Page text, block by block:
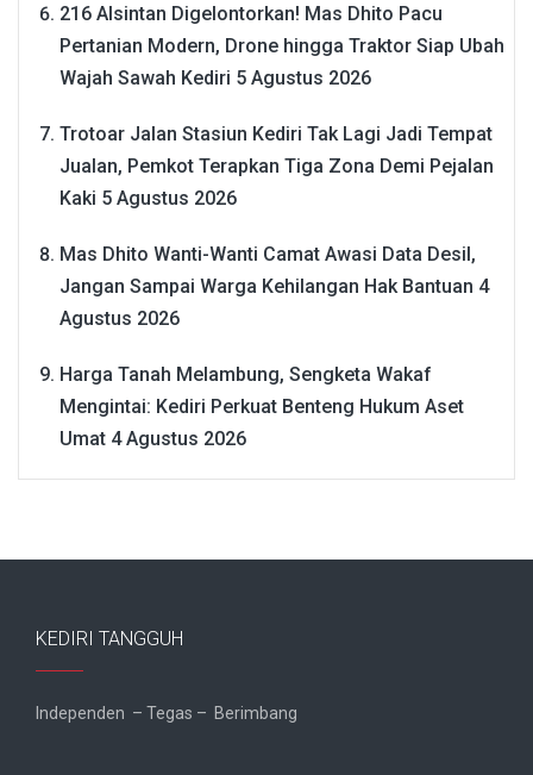
216 Alsintan Digelontorkan! Mas Dhito Pacu
Pertanian Modern, Drone hingga Traktor Siap Ubah
Wajah Sawah Kediri 5 Agustus 2026
Trotoar Jalan Stasiun Kediri Tak Lagi Jadi Tempat
Jualan, Pemkot Terapkan Tiga Zona Demi Pejalan
Kaki 5 Agustus 2026
Mas Dhito Wanti-Wanti Camat Awasi Data Desil,
Jangan Sampai Warga Kehilangan Hak Bantuan 4
Agustus 2026
Harga Tanah Melambung, Sengketa Wakaf
Mengintai: Kediri Perkuat Benteng Hukum Aset
Umat 4 Agustus 2026
KEDIRI TANGGUH
Independen – Tegas – Berimbang